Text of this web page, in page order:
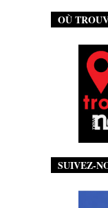
OÙ
SUIVEZ-